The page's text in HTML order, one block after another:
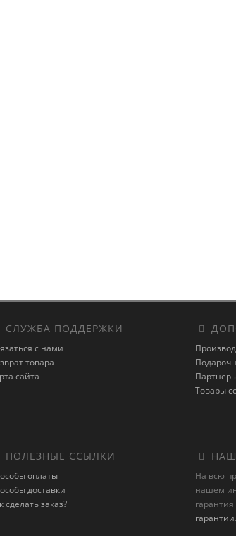
СЛУЖБА ПОДДЕРЖКИ
с нами
товара
сайта
Товары
ПОЛЕЗНЫЕ ССЫЛКИ
оплаты
доставки
сделать заказ?
На всю
нашем
гарантии.